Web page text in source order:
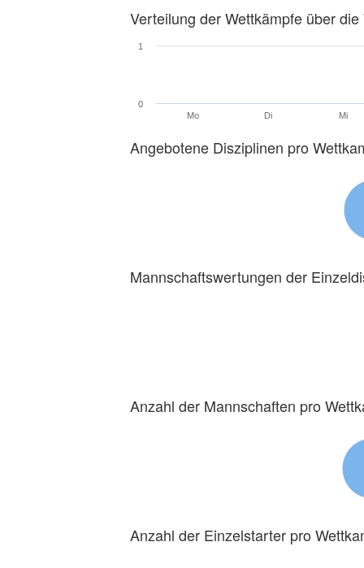
Verteilung der Wettkämpfe über die
Mo Di Mi
0
1
Angebotene Disziplinen pro
Mannschaftswertungen der
Anzahl der Mannschaften pro
Anzahl der Einzelstarter pro